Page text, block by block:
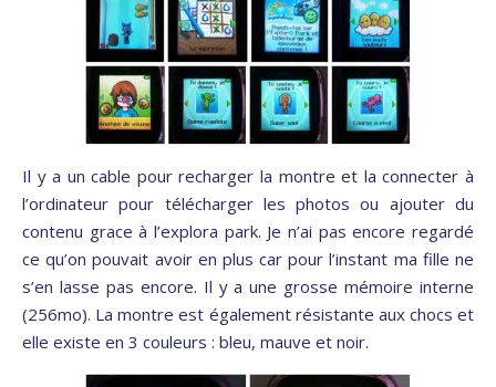
Il y a un cable pour recharger la montre et la connecter à
l’ordinateur pour télécharger les photos ou ajouter du
contenu grace à l’explora park. Je n’ai pas encore regardé
ce qu’on pouvait avoir en plus car pour l’instant ma fille ne
s’en lasse pas encore. Il y a une grosse mémoire interne
(256mo). La montre est également résistante aux chocs et
elle existe en 3 couleurs : bleu, mauve et noir.